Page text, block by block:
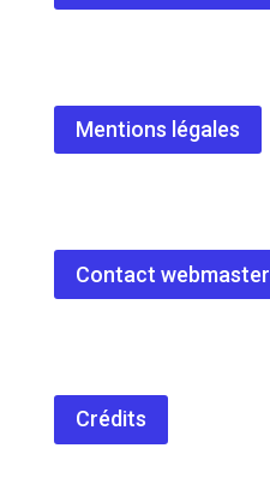
Mentions légales
Contact webmaster
Crédits